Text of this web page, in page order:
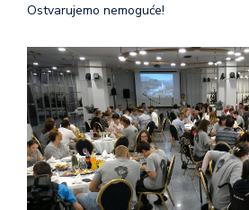
Ostvarujemo nemoguće!